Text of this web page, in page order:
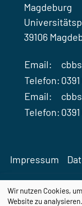
Magdeburg
39106
Email:
Telefon:
Email:
Telefon:
Impressum
Wir nutzen Cookies,
Website zu analysieren.